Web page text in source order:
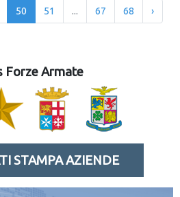
50 51 ... 67 68 ›
Forze Armate
STAMPA AZIENDE